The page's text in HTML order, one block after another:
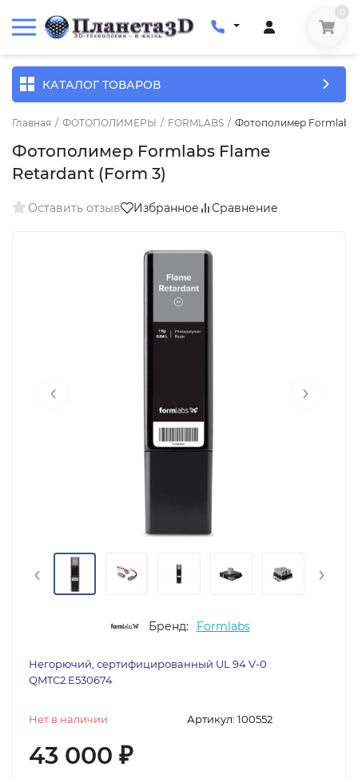
КАТАЛОГ ТОВАРОВ
Главная / ФОТОПОЛИМЕРЫ / FORMLABS / Фотополимер Formlabs
Фотополимер Formlabs Flame
Retardant (Form 3)
Оставить отзыв Избранное Сравнение
‹ ›
‹ ›
Бренд: Formlabs
Негорючий, сертифицированный UL 94 V-0
QMTC2.E530674
Артикул: 100552
Нет в наличии
43 000 ₽